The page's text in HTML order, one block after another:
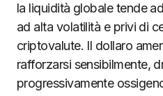
la liquidità globale tende
ad alta volatilità e privi di
criptovalute. Il dollaro
rafforzarsi sensibilmente,
progressivamente